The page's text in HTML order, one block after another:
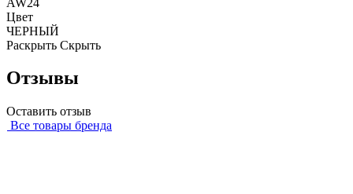
Цвет
ЧЕРНЫЙ
Раскрыть Скрыть
Отзывы
Оставить отзыв
Все товары бренда